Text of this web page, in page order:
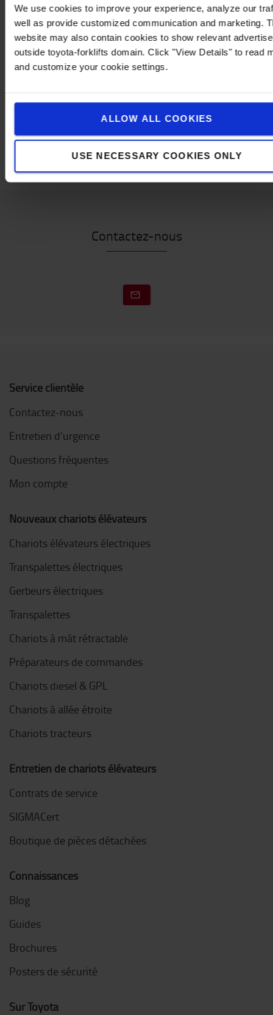
We use cookies to improve your experience, analyze our
well as provide customized communication and marketing.
website may also contain cookies to show relevant
outside toyota-forklifts domain. Click "View Details" to read
and customize your cookie settings.
ALLOW ALL COOKIES
USE NECESSARY COOKIES ONLY
Spécifications techniques
12 – 48 V
77 – 97 dB
Consommation d'énergie (W) : 2,4
Hauteur:7,1cm
10,2cm
Contactez-nous
Service clientèle
Contactez-nous
Entretien d'urgence
Questions fréquentes
Mon compte
Nouveaux chariots élévateurs
Chariots élévateurs électriques
Transpalettes électriques
Gerbeurs électriques
Transpalettes
Chariots à mât rétractable
Préparateurs de commandes
Chariots diesel & GPL
Chariots à allée étroite
Chariots tracteurs
Entretien de chariots élévateurs
Contrats de service
SIGMACert
Boutique de pièces détachées
Connaissances
Blog
Guides
Brochures
Posters de sécurité
Sur Toyota